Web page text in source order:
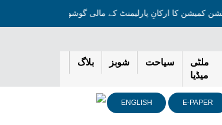
الیکشن کمیشن کا ارکانِ پارلیمنٹ کے مالی گوشواروں کی خود
ملٹی
میڈیا
سیاحت شوبز بلاگ
E-PAPER
ENGLISH